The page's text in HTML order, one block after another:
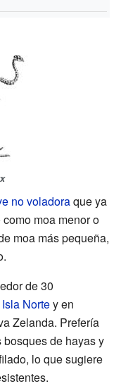
no voladoraque ya
moa menor o
moa más pequeña,
de 30
Isla Nortey en
Zelanda. Prefería
de hayas y
lo que sugiere